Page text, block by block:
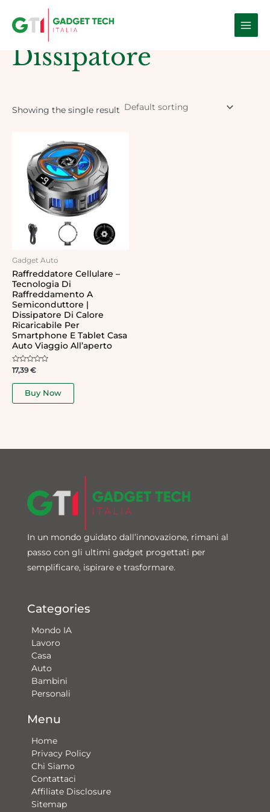
Main
Home / Products tagged “Dissipatore”
Dissipatore
Showing the single result
Gadget Auto
Raffreddatore Cellulare –
Tecnologia Di
Raffreddamento A
Semiconduttore |
Dissipatore Di Calore
Ricaricabile Per
Smartphone E Tablet Casa
Auto Viaggio All’aperto
Rated
out
17,39€
Buy Now
In un mondo guidato dall’innovazione, rimani al
passo con gli ultimi gadget progettati per
semplificare, ispirare e trasformare.
Categories
Mondo IA
Lavoro
Casa
Auto
Bambini
Personali
Menu
Home
Privacy Policy
Chi Siamo
Contattaci​
Affiliate Disclosure
Sitemap